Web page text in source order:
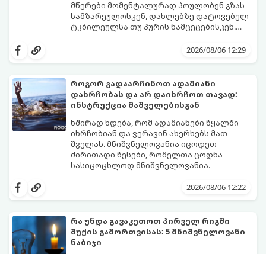
მწერები მომენტალურად პოულობენ გზას
სამზარეულოსკენ, დახლებზე დატოვებულ
ტკბილეულსა თუ პურის ნამცეცებისკენ.
სპრეი და შხამქიმიკატი იყიდება, თუმცა
სახლში პატარა ბავშვები ან შინაური
ცხოველები არიან.
მარტივი, უსაფრთხო და იაფი
ჭიანჭველების მთელ კოლონიას სულ
რამდენიმე დღეში დაამარცხებთ.
გთავაზობთ ეფექტური ხაფანგის
მომზადების რეცეპტს:
2026/08/06 12:29
როგორ გადაარჩინოთ ადამიანი
დახრჩობას და არ დაიხრჩოთ თავად:
ინსტრუქცია მაშველებისგან
ხშირად ხდება, რომ ადამიანები წყალში
იხრჩობიან და ვერავინ ახერხებს მათ
შველას. მნიშვნელოვანია იცოდეთ
ძირითადი წესები, რომელთა ცოდნა
სასიცოცხლოდ მნიშვნელოვანია.
2026/08/06 12:22
რა უნდა გავაკეთოთ პირველ რიგში
შუქის გამორთვისას: 5 მნიშვნელოვანი
ნაბიჯი